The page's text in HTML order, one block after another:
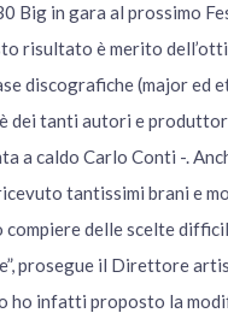
Big in gara al prossimo
risultato è merito
discografiche (major ed
dei tanti autori e
a caldo Carlo Conti -.
tantissimi brani e
delle scelte
prosegue il Direttore
ho infatti proposto la